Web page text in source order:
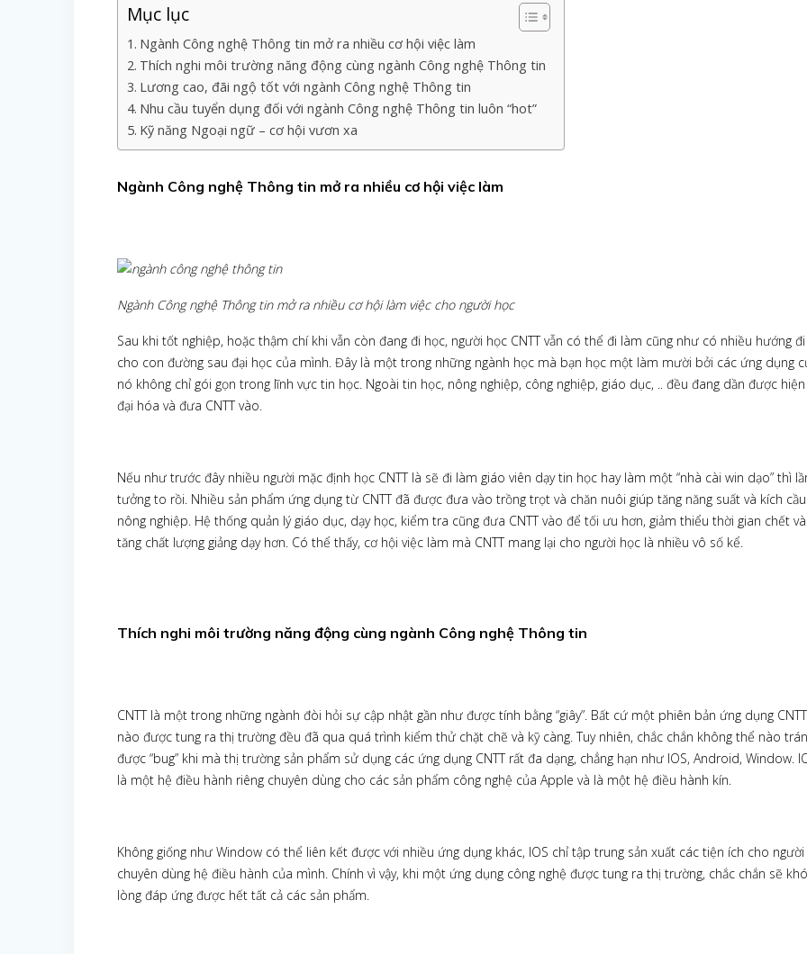
Mục lục
Ngành Công nghệ Thông tin mở ra nhiều cơ hội việc làm
Thích nghi môi trường năng động cùng ngành Công nghệ Thông tin
Lương cao, đãi ngộ tốt với ngành Công nghệ Thông tin
Nhu cầu tuyển dụng đối với ngành Công nghệ Thông tin luôn “hot”
Kỹ năng Ngoại ngữ – cơ hội vươn xa
Ngành Công nghệ Thông tin mở ra nhiều cơ hội việc làm
Ngành Công nghệ Thông tin mở ra nhiều cơ hội làm việc cho người học
Sau khi tốt nghiệp, hoặc thậm chí khi vẫn còn đang đi học, người học CNTT vẫn có thể đi làm cũng như có nhiều hướng đi
cho con đường sau đại học của mình. Đây là một trong những ngành học mà bạn học một làm mười bởi các ứng dụng
nó không chỉ gói gọn trong lĩnh vực tin học. Ngoài tin học, nông nghiệp, công nghiệp, giáo dục, .. đều đang dần được hiện
đại hóa và đưa CNTT vào.
Nếu như trước đây nhiều người mặc định học CNTT là sẽ đi làm giáo viên dạy tin học hay làm một “nhà cài win dạo” thì
tưởng to rồi. Nhiều sản phẩm ứng dụng từ CNTT đã được đưa vào trồng trọt và chăn nuôi giúp tăng năng suất và kích cầu
nông nghiệp. Hệ thống quản lý giáo dục, dạy học, kiểm tra cũng đưa CNTT vào để tối ưu hơn, giảm thiểu thời gian chết và
tăng chất lượng giảng dạy hơn. Có thể thấy, cơ hội việc làm mà CNTT mang lại cho người học là nhiều vô số kể.
Thích nghi môi trường năng động cùng ngành Công nghệ Thông tin
CNTT là một trong những ngành đòi hỏi sự cập nhật gần như được tính bằng “giây”. Bất cứ một phiên bản ứng dụng CNTT
nào được tung ra thị trường đều đã qua quá trình kiểm thử chặt chẽ và kỹ càng. Tuy nhiên, chắc chắn không thể nào
được “bug” khi mà thị trường sản phẩm sử dụng các ứng dụng CNTT rất đa dạng, chẳng hạn như IOS, Android, Window.
là một hệ điều hành riêng chuyên dùng cho các sản phẩm công nghệ của Apple và là một hệ điều hành kín.
Không giống như Window có thể liên kết được với nhiều ứng dụng khác, IOS chỉ tập trung sản xuất các tiện ích cho người
chuyên dùng hệ điều hành của mình. Chính vì vậy, khi một ứng dụng công nghệ được tung ra thị trường, chắc chắn sẽ khó
lòng đáp ứng được hết tất cả các sản phẩm.